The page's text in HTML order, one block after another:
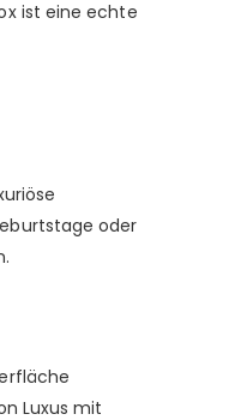
ist eine echte
oder
Luxus mit